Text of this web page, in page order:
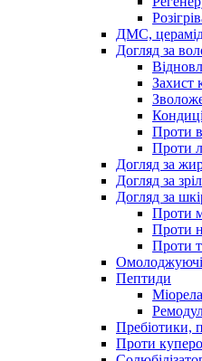
ДМС,
Догляд за
Захист
Проти
Проти
Догляд за
Догляд за
Догляд за
Проти
Проти
Проти
Пептиди
Пребіотики,
Проти